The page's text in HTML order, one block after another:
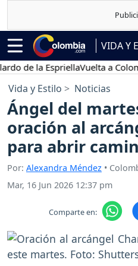
VIDA Y
la EspriellaVuelta a Colombia
Vida y Estilo Noticias
Ángel del
oración al
para abrir
Por: Alexandra Méndez •
Mar, 16 Jun 2026 12:37 pm
Comparte en: